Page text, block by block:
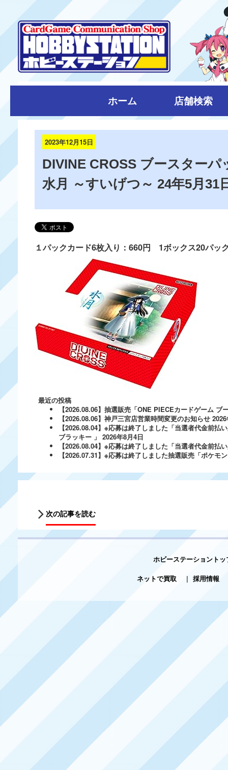
ホーム 店舗検索
2023年12月15日
DIVINE CROSS ブースターパ
水月 ～すいげつ～ 24年5月31
１パックカード6枚入り：660円 1ボックス20パッ
最近の投稿
【2026.08.06】抽選販売「ONE PIECEカードゲーム ブ
【2026.08.06】神戸三宮店営業時間変更のお知らせ
【2026.08.04】※応募は終了しました「当選者代金前
ブラッキー 」 2026年8月4日
【2026.08.04】※応募は終了しました「当選者代金前
【2026.07.31】※応募は終了しました抽選販売「ポケ
次の記事を読む
ホビーステーショントッ
ネットで買取
| 採用情報